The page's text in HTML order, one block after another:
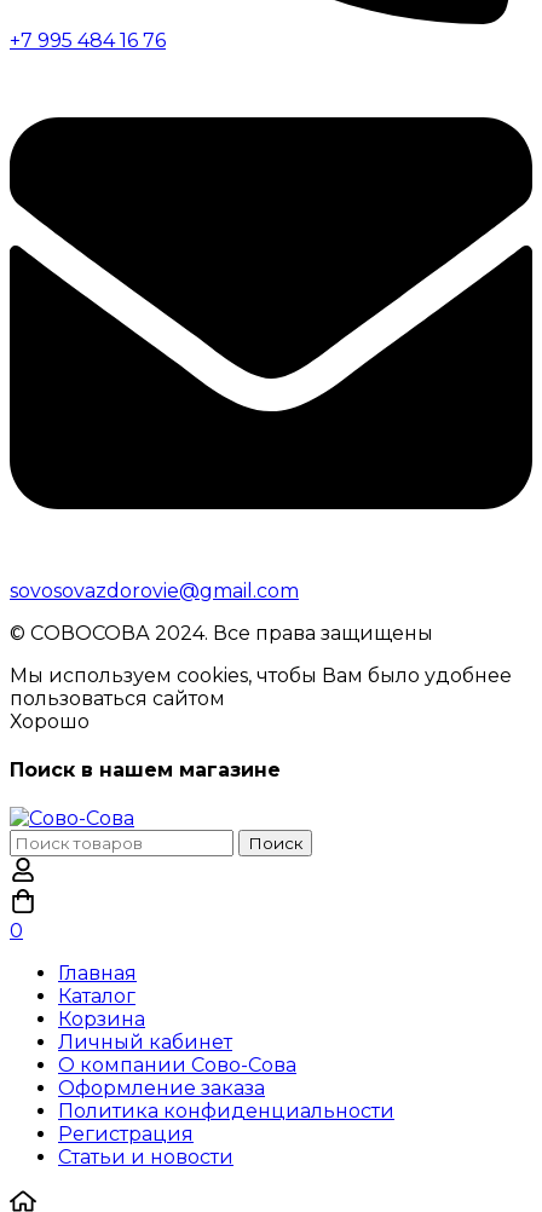
+7 995 484 16 76
sovosovazdorovie@gmail.com
© CОВОСОВА 2024. Все права защищены
Мы используем cookies, чтобы Вам было удобнее
пользоваться сайтом
Хорошо
Поиск в нашем магазине
Поиск
по:
Поиск
0
Главная
Каталог
Корзина
Личный кабинет
О компании Сово-Сова
Оформление заказа
Политика конфиденциальности
Регистрация
Статьи и новости